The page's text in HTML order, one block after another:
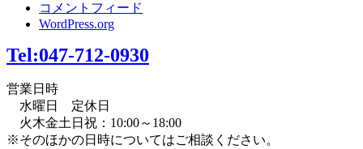
コメントフィード
WordPress.org
Tel:047-712-0930
営業日時
水曜日 定休日
火木金土日祝：10:00～18:00
※そのほかの日時についてはご相談ください。